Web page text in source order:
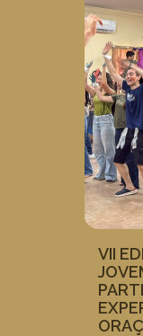
VII